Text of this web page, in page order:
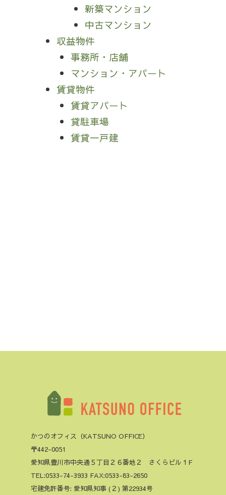
新築マンション
中古マンション
収益物件
事務所・店舗
マンション・アパート
賃貸物件
賃貸アパート
貸駐車場
賃貸一戸建
かつのオフィス（KATSUNO OFFICE）
〒442-0051
愛知県豊川市中央通５丁目２６番地２ さくらビル１F
TEL:0533-74-3933 FAX:0533-83-2650
宅建免許番号: 愛知県知事 (２) 第22934号